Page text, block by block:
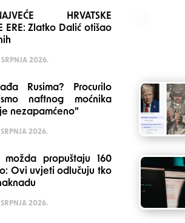
HRVATSKE
ERE: Zlatko Dalić otišao
2026.
Rusima? Procurilo
naftnog moćnika
nezapamćeno”
2026.
možda propuštaju 160
Ovi uvjeti odlučuju tko
2026.